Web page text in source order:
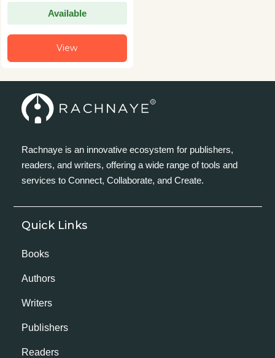
Available
View
Rachnaye is an innovative ecosystem for publishers,
readers, and writers, offering a wide range of tools and
services to Connect, Collaborate, and Create.
Quick Links
Books
Authors
Writers
Publishers
Readers